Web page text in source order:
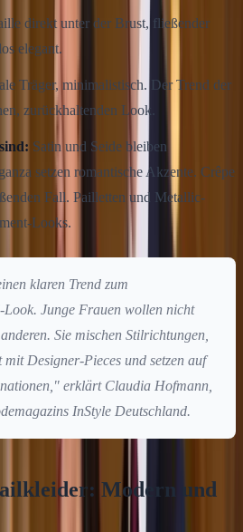
direkt unter der Brust, fließender
elegant.
Träger, minimalistisch. Der Trend der
zurückhaltenden Look.
Satin und Seide bleiben
setzen romantische Akzente. Crêpe
Fall. Pailletten und Metallic-
Looks.
klaren Trend zum
Junge Frauen wollen nicht
Sie mischen Stilrichtungen,
Designer-Pieces und setzen auf
erklärt Claudia Hofmann,
InStyle Deutschland.
Modern und